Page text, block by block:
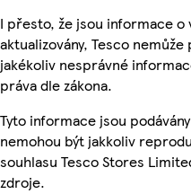
I přesto, že jsou informace
aktualizovány, Tesco
jakékoliv nesprávné
práva dle zákona.
Tyto informace jsou
nemohou být jakkoliv
souhlasu Tesco Stores
zdroje.